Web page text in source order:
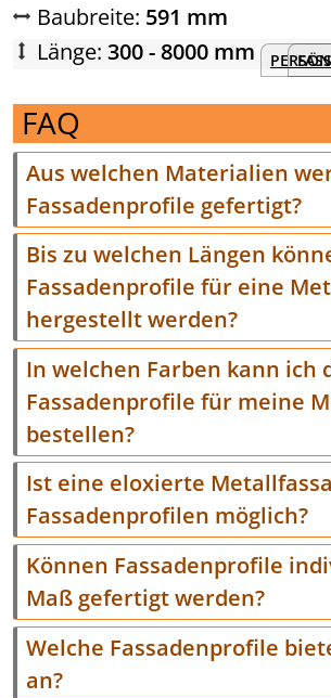
Baubreite: 591 mm
Länge:300 - 8000 mm
FAQ
Aus welchen Materialien
Fassadenprofile gefertigt?
Bis zu welchen Längen
Fassadenprofile für eine
hergestellt werden?
In welchen Farben kann ich
Fassadenprofile für meine
bestellen?
Ist eine eloxierte
Fassadenprofilen möglich?
Können Fassadenprofile
Maß gefertigt werden?
Welche Fassadenprofile
an?